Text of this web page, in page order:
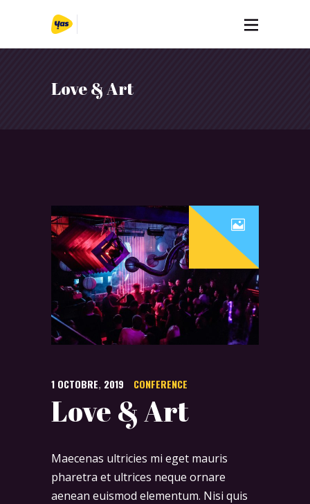
Love & Art
1 OCTOBRE, 2019 CONFERENCE
Love & Art
Maecenas ultricies mi eget mauris
pharetra et ultrices neque ornare
aenean euismod elementum. Nisi quis